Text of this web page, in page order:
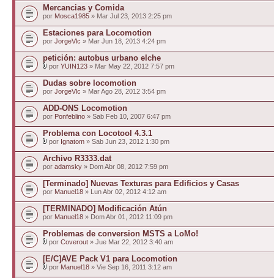
Mercancias y Comida
por Mosca1985 » Mar Jul 23, 2013 2:25 pm
Estaciones para Locomotion
por JorgeVlc » Mar Jun 18, 2013 4:24 pm
petición: autobus urbano elche
por YUIN123 » Mar May 22, 2012 7:57 pm
Dudas sobre locomotion
por JorgeVlc » Mar Ago 28, 2012 3:54 pm
ADD-ONS Locomotion
por Ponfeblino » Sab Feb 10, 2007 6:47 pm
Problema con Locotool 4.3.1
por Ignatom » Sab Jun 23, 2012 1:30 pm
Archivo R3333.dat
por adamsky » Dom Abr 08, 2012 7:59 pm
[Terminado] Nuevas Texturas para Edificios y Casas
por Manuel18 » Lun Abr 02, 2012 4:12 am
[TERMINADO] Modificación Atún
por Manuel18 » Dom Abr 01, 2012 11:09 pm
Problemas de conversion MSTS a LoMo!
por Coverout » Jue Mar 22, 2012 3:40 am
[E/C]AVE Pack V1 para Locomotion
por Manuel18 » Vie Sep 16, 2011 3:12 am